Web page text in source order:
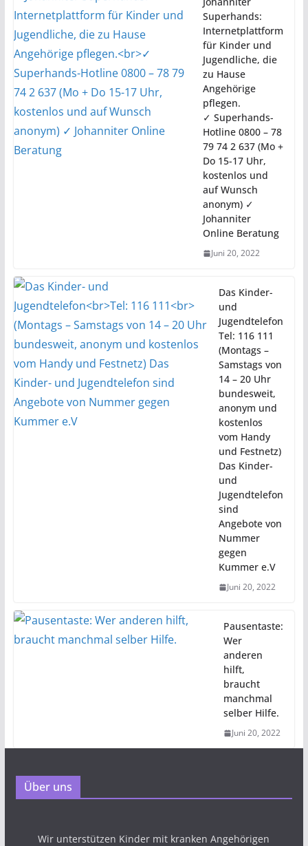
Superhands:
Internetplattform
für Kinder und
Jugendliche, die
zu Hause
Angehörige
pflegen.
✓ Superhands-
Hotline 0800 – 78
79 74 2 637 (Mo +
Do 15-17 Uhr,
kostenlos und
auf Wunsch
anonym) ✓
Johanniter
Online Beratung
Juni 20, 2022
Das Kinder-
und
Jugendtelefon
Tel: 116 111
(Montags –
Samstags von
14 – 20 Uhr
bundesweit,
anonym und
kostenlos
vom Handy
und Festnetz)
Das Kinder-
und
Jugendtelefon
sind
Angebote von
Nummer
gegen
Kummer e.V
Juni 20, 2022
Pausentaste:
Wer
anderen
hilft,
braucht
manchmal
selber Hilfe.
Juni 20, 2022
Über uns
Wir unterstützen Kinder mit kranken Angehörigen